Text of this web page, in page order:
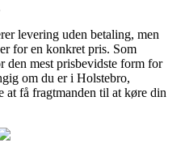
levering uden betaling, men
for en konkret pris. Som
den mest prisbevidste form for
om du er i Holstebro,
få fragtmanden til at køre din